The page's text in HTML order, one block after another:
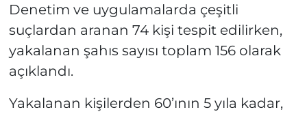
Denetim ve uygulamalarda çeşitli
suçlardan aranan 74 kişi tespit edilirken,
yakalanan şahıs sayısı toplam 156 olarak
açıklandı.
Yakalanan kişilerden 60’ının 5 yıla kadar,